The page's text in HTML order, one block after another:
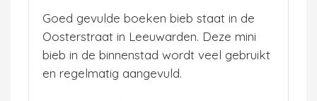
Goed gevulde boeken bieb staat in de
Oosterstraat in Leeuwarden. Deze mini
bieb in de binnenstad wordt veel gebruikt
en regelmatig aangevuld.